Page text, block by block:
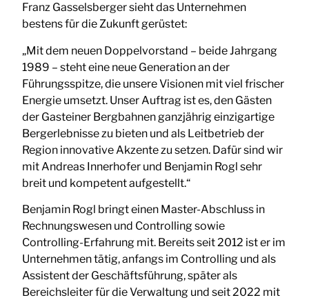
Franz Gasselsberger sieht das Unternehmen
bestens für die Zukunft gerüstet:
„Mit dem neuen Doppelvorstand – beide Jahrgang
1989 – steht eine neue Generation an der
Führungsspitze, die unsere Visionen mit viel frischer
Energie umsetzt. Unser Auftrag ist es, den Gästen
der Gasteiner Bergbahnen ganzjährig einzigartige
Bergerlebnisse zu bieten und als Leitbetrieb der
Region innovative Akzente zu setzen. Dafür sind wir
mit Andreas Innerhofer und Benjamin Rogl sehr
breit und kompetent aufgestellt.“
Benjamin Rogl bringt einen Master-Abschluss in
Rechnungswesen und Controlling sowie
Controlling-Erfahrung mit. Bereits seit 2012 ist er im
Unternehmen tätig, anfangs im Controlling und als
Assistent der Geschäftsführung, später als
Bereichsleiter für die Verwaltung und seit 2022 mit